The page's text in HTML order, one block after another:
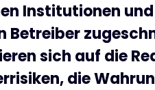
Institutionen und
Betreiber
sich auf die
die